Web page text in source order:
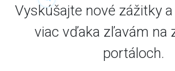
Vyskúšajte nové zážitky
viac vďaka zľavám na
portáloch.